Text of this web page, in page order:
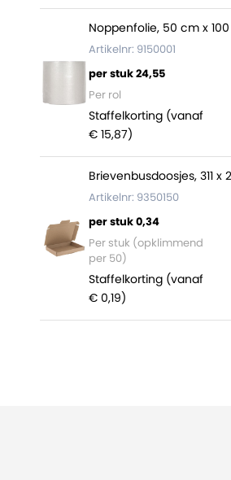
Noppenfolie, 50 cm x
Artikelnr: 9150001
per stuk 24,55
Per rol
Staffelkorting (vanaf
€ 15,87)
Brievenbusdoosjes, 311
Artikelnr: 9350150
per stuk 0,34
Per stuk (opklimmend
per 50)
Staffelkorting (vanaf
€ 0,19)